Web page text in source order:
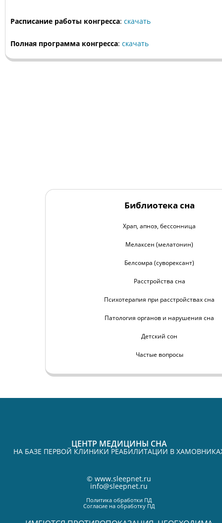
Расписание работы конгресса: скачать
Полная программа конгресса: скачать
Библиотека сна
Храп, апноэ, бессонница
Мелаксен (мелатонин)
Белсомра (суворексант)
Расстройства сна
Психотерапия при расстройствах сна
Патология органов и нарушения сна
Детский сон
Частые вопросы
ЦЕНТР МЕДИЦИНЫ СНА
НА БАЗЕ ПЕРВОЙ КЛИНИКИ РЕАБИЛИТАЦИИ В
© www.sleepnet.ru
info@sleepnet.ru
Политика обработки ПД
Согласие на обработку ПД